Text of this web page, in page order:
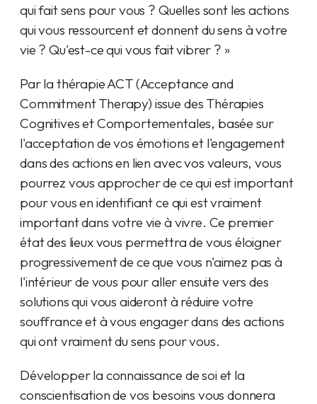
qui fait sens pour vous ? Quelles sont les actions
qui vous ressourcent et donnent du sens à votre
vie ? Qu'est-ce qui vous fait vibrer ? »
Par la thérapie ACT (Acceptance and
Commitment Therapy) issue des Thérapies
Cognitives et Comportementales, basée sur
l'acceptation de vos émotions et l'engagement
dans des actions en lien avec vos valeurs, vous
pourrez vous approcher de ce qui est important
pour vous en identifiant ce qui est vraiment
important dans votre vie à vivre. Ce premier
état des lieux vous permettra de vous éloigner
progressivement de ce que vous n'aimez pas à
l'intérieur de vous pour aller ensuite vers des
solutions qui vous aideront à réduire votre
souffrance et à vous engager dans des actions
qui ont vraiment du sens pour vous.
Développer la connaissance de soi et la
conscientisation de vos besoins vous donnera